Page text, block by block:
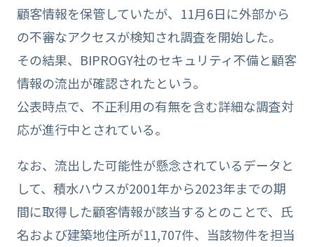
顧客情報を保管していたが、11月6日に外部から
の不審なアクセスが検知され調査を開始した。
その結果、BIPROGY社のセキュリティ不備と顧客
情報の流出が確認されたという。
公表時点で、不正利用の有無を含む詳細な調査対
応が進行中とされている。
なお、流出した可能性が懸念されているデータと
して、積水ハウスが2001年から2023年までの期
間に取得した顧客情報が該当するとのことで、氏
名および建築地住所が11,707件、当該物件を担当